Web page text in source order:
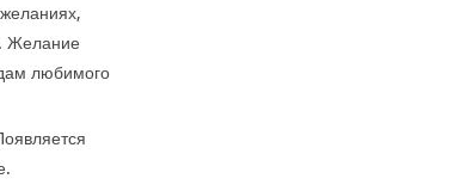
Желание
любимого